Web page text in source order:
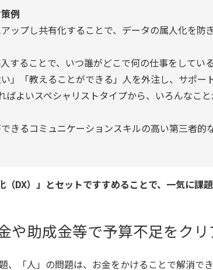
例
ップし共有化することで、データの属人化を防
することで、いつ誰がどこで何の仕事をしてい
」「教えることができる」人を外注し、サポー
ばよいスペシャリストタイプから、いろんなこ
きるコミュニケーションスキルの高い第三者的
（DX）」とセットですすめることで、一気に課
や助成金等で予算不足をクリ
、「人」の問題は、お金をかけることで解消で